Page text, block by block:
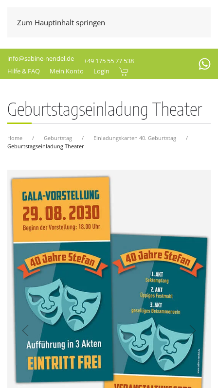
Zum Hauptinhalt springen
info@sabine-nendel.de
+49 175 55 77 538
Hilfe & FAQ
Mein Konto Login
Geburtstagseinladung Theater
Home Geburtstag
Einladungskarten 40. Geburtstag
Geburtstagseinladung Theater